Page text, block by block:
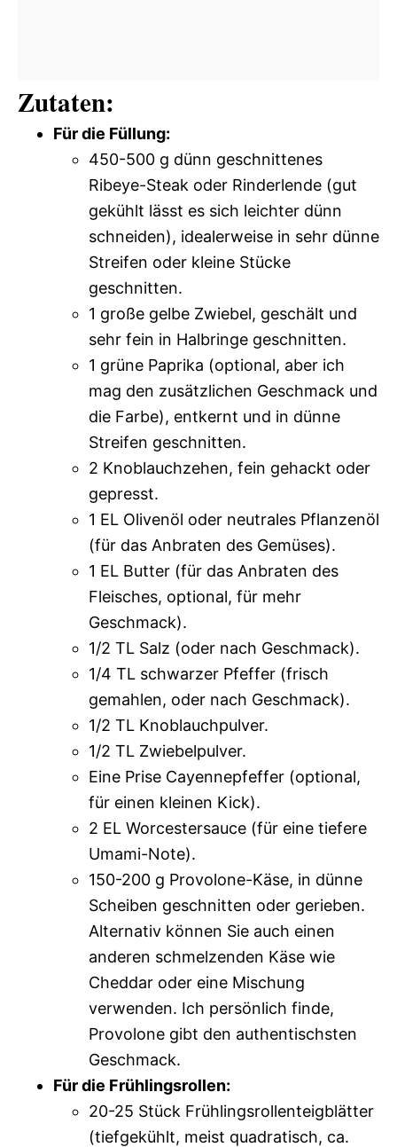
Zutaten:
Für die Füllung:
450-500 g dünn geschnittenes
Ribeye-Steak oder Rinderlende (gut
gekühlt lässt es sich leichter dünn
schneiden), idealerweise in sehr dünne
Streifen oder kleine Stücke
geschnitten.
1 große gelbe Zwiebel, geschält und
sehr fein in Halbringe geschnitten.
1 grüne Paprika (optional, aber ich
mag den zusätzlichen Geschmack und
die Farbe), entkernt und in dünne
Streifen geschnitten.
2 Knoblauchzehen, fein gehackt oder
gepresst.
1 EL Olivenöl oder neutrales Pflanzenöl
(für das Anbraten des Gemüses).
1 EL Butter (für das Anbraten des
Fleisches, optional, für mehr
Geschmack).
1/2 TL Salz (oder nach Geschmack).
1/4 TL schwarzer Pfeffer (frisch
gemahlen, oder nach Geschmack).
1/2 TL Knoblauchpulver.
1/2 TL Zwiebelpulver.
Eine Prise Cayennepfeffer (optional,
für einen kleinen Kick).
2 EL Worcestersauce (für eine tiefere
Umami-Note).
150-200 g Provolone-Käse, in dünne
Scheiben geschnitten oder gerieben.
Alternativ können Sie auch einen
anderen schmelzenden Käse wie
Cheddar oder eine Mischung
verwenden. Ich persönlich finde,
Provolone gibt den authentischsten
Geschmack.
Für die Frühlingsrollen:
20-25 Stück Frühlingsrollenteigblätter
(tiefgekühlt, meist quadratisch, ca.